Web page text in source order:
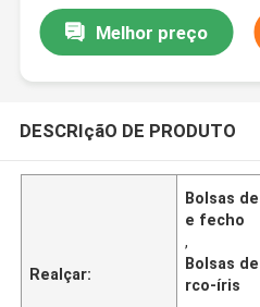
Melhor preço
DESCRIçãO DE PRODUTO
Realçar:
Bolsas
e fecho
,
Bolsas
rco-íris